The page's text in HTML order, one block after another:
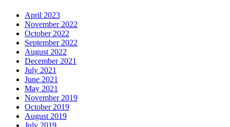
April 2023
November 2022
October 2022
September 2022
August 2022
December 2021
July 2021
June 2021
May 2021
November 2019
October 2019
August 2019
July 2019